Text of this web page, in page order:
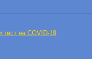
на COVID-19